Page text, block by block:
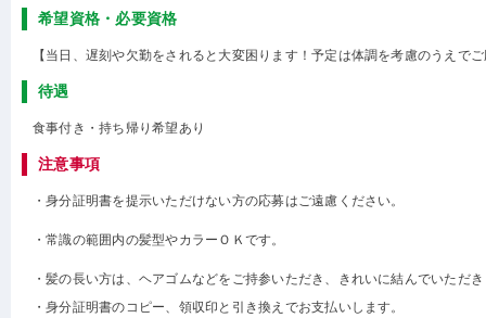
希望資格・必要資格
【当日、遅刻や欠勤をされると大変困ります！予定は体調を考慮のうえで
待遇
食事付き・持ち帰り希望あり
注意事項
・身分証明書を提示いただけない方の応募はご遠慮ください。
・常識の範囲内の髪型やカラーＯＫです。
・髪の長い方は、ヘアゴムなどをご持参いただき、きれいに結んでいただ
・身分証明書のコピー、領収印と引き換えでお支払いします。